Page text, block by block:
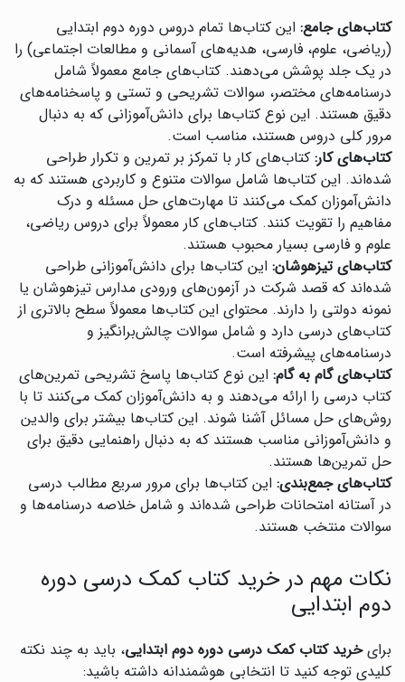
کتاب‌های جامع: این کتاب‌ها تمام دروس دوره دوم ابتدایی
(ریاضی، علوم، فارسی، هدیه‌های آسمانی و مطالعات اجتماعی) را
در یک جلد پوشش می‌دهند. کتاب‌های جامع معمولاً شامل
درسنامه‌های مختصر، سوالات تشریحی و تستی و پاسخنامه‌های
دقیق هستند. این نوع کتاب‌ها برای دانش‌آموزانی که به دنبال
مرور کلی دروس هستند، مناسب است.
کتاب‌های کار: کتاب‌های کار با تمرکز بر تمرین و تکرار طراحی
شده‌اند. این کتاب‌ها شامل سوالات متنوع و کاربردی هستند که به
دانش‌آموزان کمک می‌کنند تا مهارت‌های حل مسئله و درک
مفاهیم را تقویت کنند. کتاب‌های کار معمولاً برای دروس ریاضی،
علوم و فارسی بسیار محبوب هستند.
کتاب‌های تیزهوشان: این کتاب‌ها برای دانش‌آموزانی طراحی
شده‌اند که قصد شرکت در آزمون‌های ورودی مدارس تیزهوشان یا
نمونه دولتی را دارند. محتوای این کتاب‌ها معمولاً سطح بالاتری از
کتاب‌های درسی دارد و شامل سوالات چالش‌برانگیز و
درسنامه‌های پیشرفته است.
کتاب‌های گام به گام: این نوع کتاب‌ها پاسخ تشریحی تمرین‌های
کتاب درسی را ارائه می‌دهند و به دانش‌آموزان کمک می‌کنند تا با
روش‌های حل مسائل آشنا شوند. این کتاب‌ها بیشتر برای والدین
و دانش‌آموزانی مناسب هستند که به دنبال راهنمایی دقیق برای
حل تمرین‌ها هستند.
کتاب‌های جمع‌بندی: این کتاب‌ها برای مرور سریع مطالب درسی
در آستانه امتحانات طراحی شده‌اند و شامل خلاصه درسنامه‌ها و
سوالات منتخب هستند.
نکات مهم در خرید کتاب کمک درسی دوره
دوم ابتدایی
برایخرید کتاب کمک درسی دوره دوم ابتدایی، باید به چند نکته
کلیدی توجه کنید تا انتخابی هوشمندانه داشته باشید: